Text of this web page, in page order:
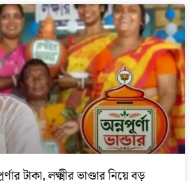
টাকা, লক্ষ্মীর ভাণ্ডার নিয়ে বড়